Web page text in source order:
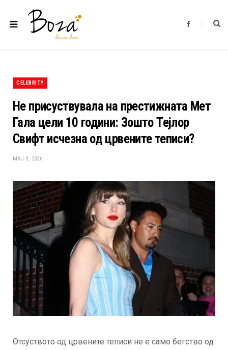
F
b
CELEBRITY
Не присуствувала на престижната Мет
Гала цели 10 години: Зошто Тејлор
Свифт исчезна од црвените теписи?
МАЈ 9, 2026
Отсуството од црвените теписи не е само бегство од